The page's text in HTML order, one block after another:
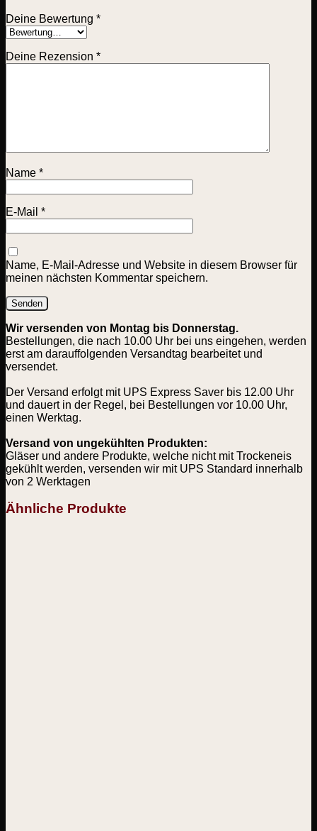
Deine Bewertung *
Deine Rezension *
Name *
E-Mail *
Name, E-Mail-Adresse und Website in diesem Browser für
meinen nächsten Kommentar speichern.
Wir versenden von Montag bis Donnerstag.
Bestellungen, die nach 10.00 Uhr bei uns eingehen, werden
erst am darauffolgenden Versandtag bearbeitet und
versendet.
Der Versand erfolgt mit UPS Express Saver bis 12.00 Uhr
und dauert in der Regel, bei Bestellungen vor 10.00 Uhr,
einen Werktag.
Versand von ungekühlten Produkten:
Gläser und andere Produkte, welche nicht mit Trockeneis
gekühlt werden, versenden wir mit UPS Standard innerhalb
von 2 Werktagen
Ähnliche Produkte